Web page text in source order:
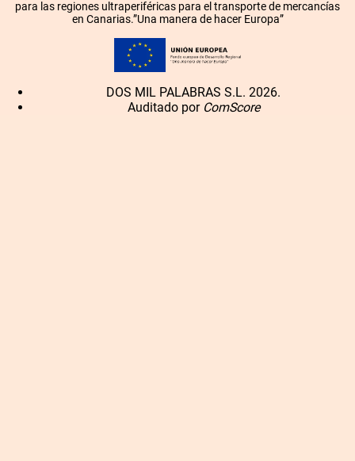
para las regiones ultraperiféricas para el transporte de mercancías
en Canarias.”Una manera de hacer Europa”
DOS MIL PALABRAS S.L. 2026.
Auditado por ComScore